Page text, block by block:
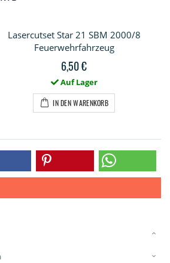
Lasercutset Star 21 SBM 2000/8
Feuerwehrfahrzeug
6,50 €
Auf Lager
IN DEN WARENKORB